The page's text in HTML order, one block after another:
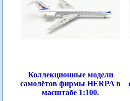
Коллекционные модели
самолётов фирмы HERPA в
масштабе 1:100.